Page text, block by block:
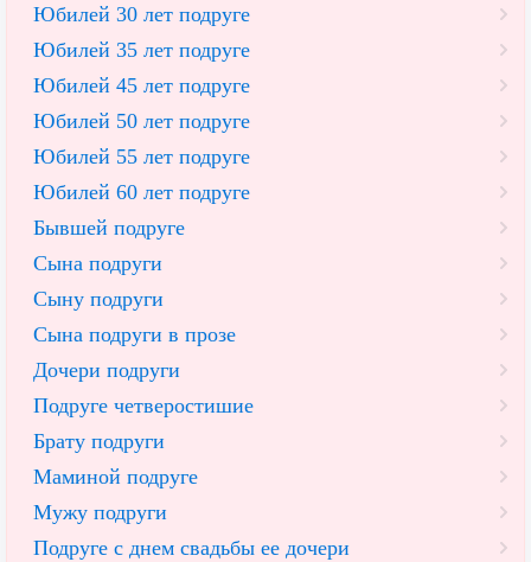
Юбилей 30 лет подруге
Юбилей 35 лет подруге
Юбилей 45 лет подруге
Юбилей 50 лет подруге
Юбилей 55 лет подруге
Юбилей 60 лет подруге
Бывшей подруге
Сына подруги
Сыну подруги
Сына подруги в прозе
Дочери подруги
Подруге четверостишие
Брату подруги
Маминой подруге
Мужу подруги
Подруге с днем свадьбы ее дочери